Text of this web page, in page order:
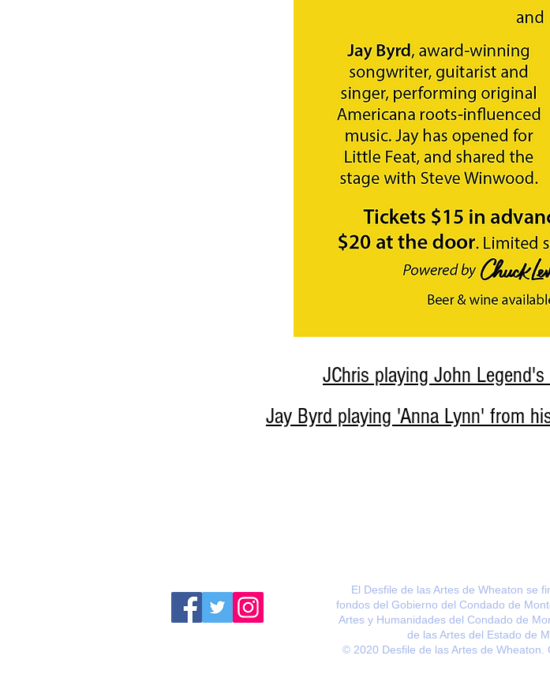
JChris playing John
Jay Byrd playing 'Anna Lynn' from
El Desfile de las Artes de Wheaton se
fondos del Gobierno del Condado de
Artes y Humanidades del Condado de
de las Artes del Estado de
© 2020 Desfile de las Artes de Wheaton.